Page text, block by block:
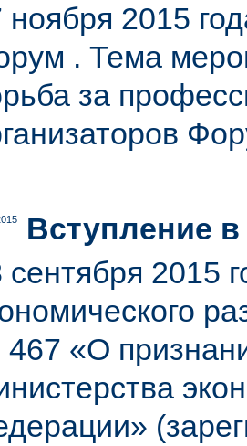
ноября 2015
. Тема
за
Вступление
сентября 2015
«О